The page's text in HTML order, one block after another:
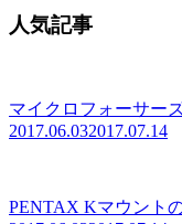
人気記事
マイクロフォーサー
2017.06.032017.07.14
PENTAX Kマウント